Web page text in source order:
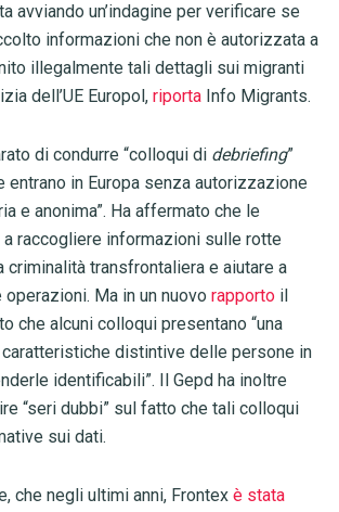
avviando un’indagine per verificare se
informazioni che non è autorizzata a
illegalmente tali dettagli sui migranti
dell’UE Europol, riportaInfo Migrants.
di condurre “colloqui di debriefing”
entrano in Europa senza autorizzazione
e anonima”. Ha affermato che le
raccogliere informazioni sulle rotte
criminalità transfrontaliera e aiutare a
Ma in un nuovo rapportoil
che alcuni colloqui presentano “una
distintive delle persone in
identificabili”. Il Gepd ha inoltre
“seri dubbi” sul fatto che tali colloqui
sui dati.
che negli ultimi anni, Frontex è stata